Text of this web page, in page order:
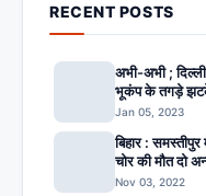
RECENT POSTS
अभी-अभी ;
भूकंप के तगड़े
Jan 05, 2023
बिहार :
चोर की मौत दो
Nov 03, 2022